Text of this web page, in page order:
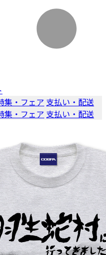
集・フェア 支払い・配送
集・フェア 支払い・配送